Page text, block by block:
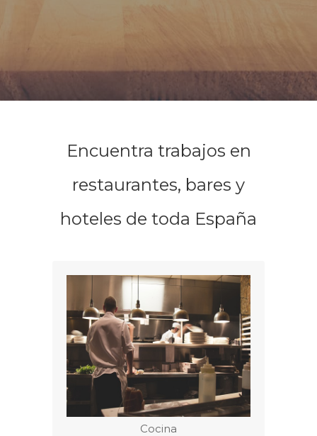
Encuentra trabajos en
restaurantes, bares y
hoteles de toda España
Cocina